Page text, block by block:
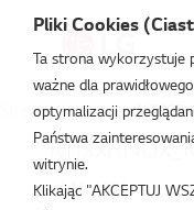
Strefa Klimatyzacji /MT06R
lut 19, 2026
Pliki Cookies
Ta strona wykorzystuje
ważne dla
optymalizacji
Państwa
witrynie.
Klikając "AKCEPTUJ